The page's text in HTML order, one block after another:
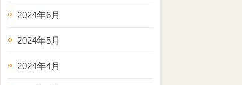
2024年6月
2024年5月
2024年4月